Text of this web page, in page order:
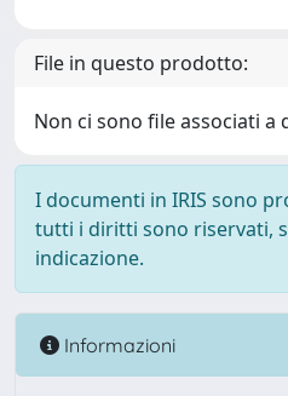
File in questo prodotto:
Non ci sono file associati
I documenti in IRIS sono
tutti i diritti sono riservati,
indicazione.
Informazioni